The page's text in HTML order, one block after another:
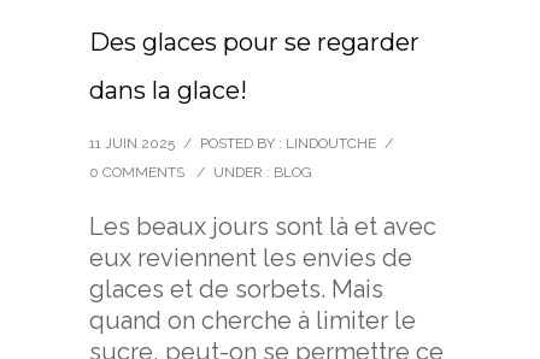
Des glaces pour se regarder
dans la glace!
11 JUIN 2025 / POSTED BY : LINDOUTCHE /
0 COMMENTS
/ UNDER : BLOG
Les beaux jours sont là et avec
eux reviennent les envies de
glaces et de sorbets. Mais
quand on cherche à limiter le
sucre, peut-on se permettre ce